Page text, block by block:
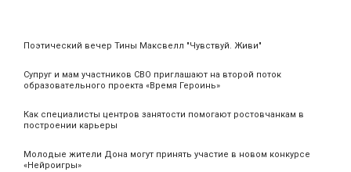
Поэтический вечер Тины Максвелл "Чувствуй. Живи"
Супруг и мам участников СВО приглашают на второй поток
образовательного проекта «Время Героинь»
Как специалисты центров занятости помогают ростовчанкам в
построении карьеры
Молодые жители Дона могут принять участие в новом конкурсе
«Нейроигры»